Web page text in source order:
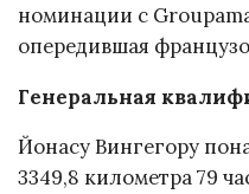
номинации с
опередившая
Генеральная
Йонасу Вингегору
3349,8 километра 79